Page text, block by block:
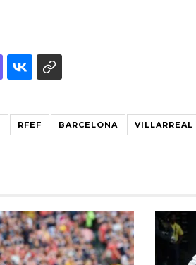
RFEF BARCELONA VILLARREAL